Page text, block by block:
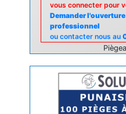
vous connecter pour
Demander
professionnel
ou contacter nous au